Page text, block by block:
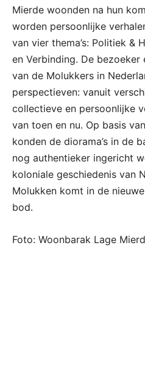
Mierde woonden na hun
worden persoonlijke
van vier thema’s: Politiek &
en Verbinding. De
van de Molukkers in
perspectieven: vanuit
collectieve en persoonlijke
van toen en nu. Op basis
konden de diorama’s in de
nog authentieker ingericht
koloniale geschiedenis van
Molukken komt in de
bod.
Foto: Woonbarak Lage